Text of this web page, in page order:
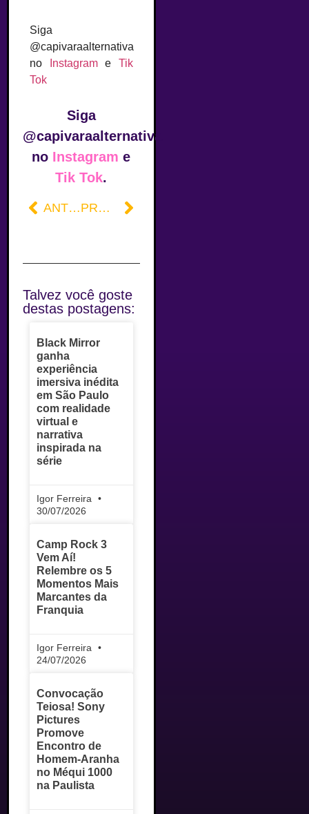
Siga
@capivaraalternativa
no
Instagrame Tik
Tok
Siga
@capivaraalternativa
no Instagram e
Tik Tok.
ANTERIOR PRÓXIMO
Talvez você goste
destas postagens:
Black Mirror
ganha
experiência
imersiva inédita
em São Paulo
com realidade
virtual e
narrativa
inspirada na
série
Igor Ferreira
30/07/2026
Camp Rock 3
Vem Aí!
Relembre os 5
Momentos Mais
Marcantes da
Franquia
Igor Ferreira
24/07/2026
Convocação
Teiosa! Sony
Pictures
Promove
Encontro de
Homem-Aranha
no Méqui 1000
na Paulista